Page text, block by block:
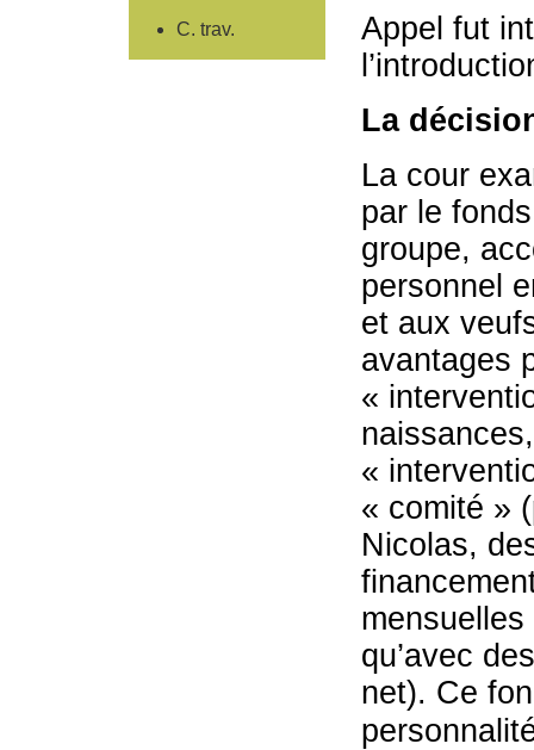
Appel fut
La
La cour
par le
groupe,
personnel
et aux
avantages
«
«
« comité »
Nicolas,
qu’avec
net). Ce
C. trav.